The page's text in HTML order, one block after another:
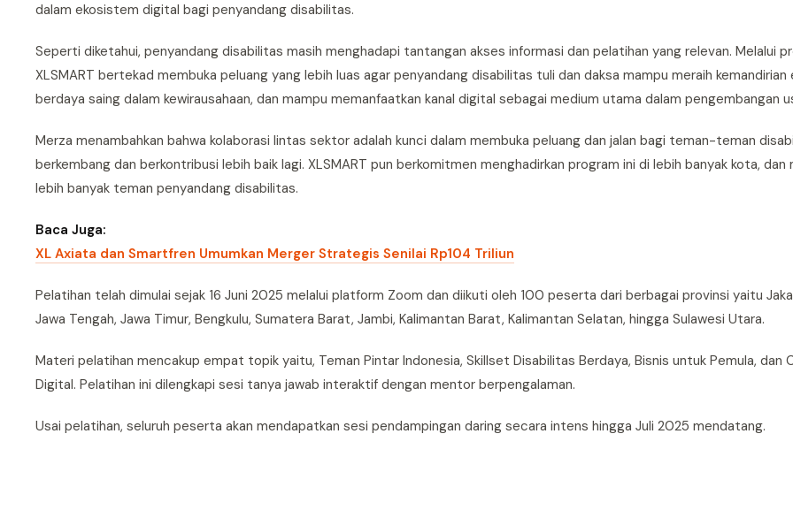
dalam ekosistem digital bagi penyandang disabilitas.
Seperti diketahui, penyandang disabilitas masih menghadapi tantangan akses informasi dan pelatihan yang relevan. Melalui
XLSMART bertekad membuka peluang yang lebih luas agar penyandang disabilitas tuli dan daksa mampu meraih kemandirian
berdaya saing dalam kewirausahaan, dan mampu memanfaatkan kanal digital sebagai medium utama dalam pengembangan
Merza menambahkan bahwa kolaborasi lintas sektor adalah kunci dalam membuka peluang dan jalan bagi teman-teman
berkembang dan berkontribusi lebih baik lagi. XLSMART pun berkomitmen menghadirkan program ini di lebih banyak kota, dan
lebih banyak teman penyandang disabilitas.
Baca Juga:
XL Axiata dan Smartfren Umumkan Merger Strategis Senilai Rp104 Triliun
Pelatihan telah dimulai sejak 16 Juni 2025 melalui platform Zoom dan diikuti oleh 100 peserta dari berbagai provinsi yaitu
Jawa Tengah, Jawa Timur, Bengkulu, Sumatera Barat, Jambi, Kalimantan Barat, Kalimantan Selatan, hingga Sulawesi Utara.
Materi pelatihan mencakup empat topik yaitu, Teman Pintar Indonesia, Skillset Disabilitas Berdaya, Bisnis untuk Pemula, dan
Digital. Pelatihan ini dilengkapi sesi tanya jawab interaktif dengan mentor berpengalaman.
Usai pelatihan, seluruh peserta akan mendapatkan sesi pendampingan daring secara intens hingga Juli 2025 mendatang.